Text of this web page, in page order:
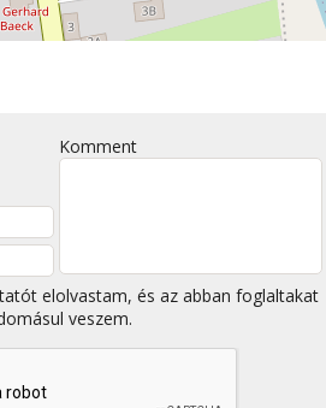
Komment
elolvastam, és az abban foglaltakat
veszem.